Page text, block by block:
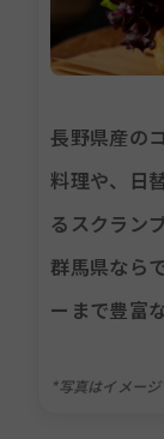
長野県産の
料理や、日
るスクラン
群馬県なら
ーまで豊富
*写真はイメー